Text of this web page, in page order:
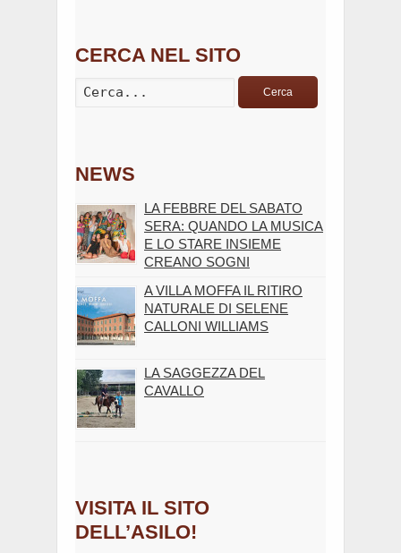
CERCA NEL SITO
Cerca
NEWS
LA FEBBRE DEL SABATO
SERA: QUANDO LA MUSICA
E LO STARE INSIEME
CREANO SOGNI
A VILLA MOFFA IL RITIRO
NATURALE DI SELENE
CALLONI WILLIAMS
LA SAGGEZZA DEL
CAVALLO
VISITA IL SITO
DELL’ASILO!